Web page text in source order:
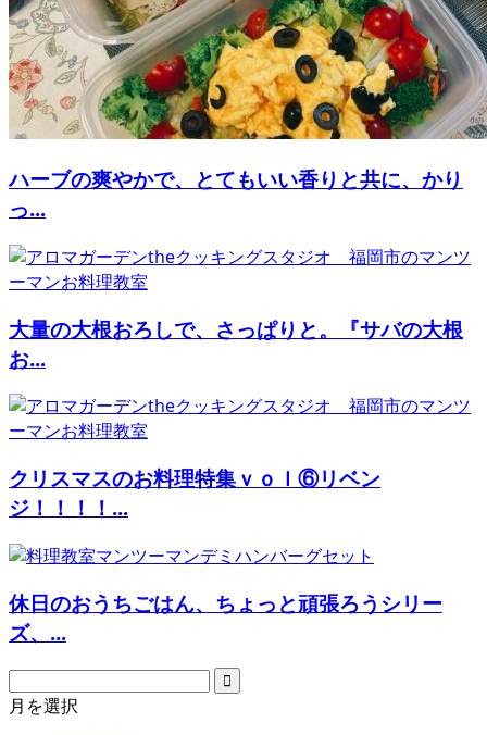
ハーブの爽やかで、とてもいい香りと共に、かり
っ...
大量の大根おろしで、さっぱりと。『サバの大根
お...
クリスマスのお料理特集ｖｏｌ⑥リベン
ジ！！！！...
休日のおうちごはん、ちょっと頑張ろうシリー
ズ、...
月を選択